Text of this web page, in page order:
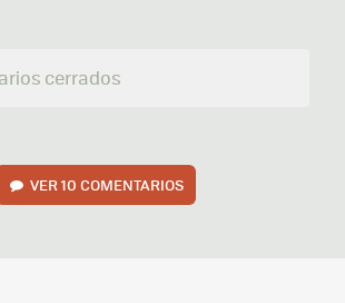
cerrados
VER10 COMENTARIOS